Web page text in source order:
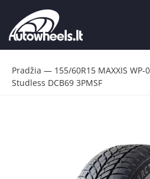
Pradžia — 155/60R15 MAXXIS WP-
Studless DCB69 3PMSF